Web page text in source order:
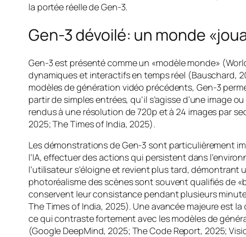
la portée réelle de Gen-3.
Gen-3 dévoilé: un monde
Gen-3 est présenté comme un «modèle monde»
dynamiques et interactifs en temps réel (Bauschard,
modèles de génération vidéo précédents, Gen-3
partir de simples entrées, qu’il s’agisse d’une image
rendus à une résolution de 720p et à 24 images par
2025; The Times of India, 2025).
Les démonstrations de Gen-3 sont particulièrement
l’IA, effectuer des actions qui persistent dans
l’utilisateur s’éloigne et revient plus tard,
photoréalisme des scènes sont souvent qualifiés de
conservent leur consistance pendant plusieurs
The Times of India, 2025). Une avancée majeure est
ce qui contraste fortement avec les modèles de
(Google DeepMind, 2025; The Code Report, 2025;